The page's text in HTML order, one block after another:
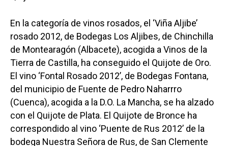
En la categoría de vinos rosados, el ‘Viña Aljibe’
rosado 2012, de Bodegas Los Aljibes, de Chinchilla
de Montearagón (Albacete), acogida a Vinos de la
Tierra de Castilla, ha conseguido el Quijote de Oro.
El vino ‘Fontal Rosado 2012’, de Bodegas Fontana,
del municipio de Fuente de Pedro Naharrro
(Cuenca), acogida a la D.O. La Mancha, se ha alzado
con el Quijote de Plata. El Quijote de Bronce ha
correspondido al vino ‘Puente de Rus 2012’ de la
bodega Nuestra Señora de Rus, de San Clemente